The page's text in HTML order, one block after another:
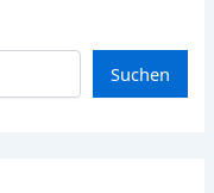
Suchen